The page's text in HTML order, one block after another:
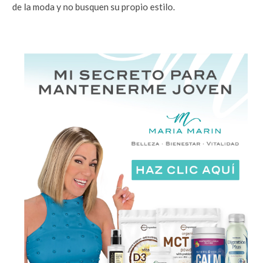
de la moda y no busquen su propio estilo.